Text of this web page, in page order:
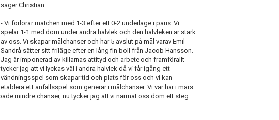
säger Christian.
- Vi förlorar matchen med 1-3 efter ett 0-2 underläge i paus. Vi
spelar 1-1 med dom under andra halvlek och den halvleken är stark
av oss. Vi skapar målchanser och har 5 avslut på mål varav Emil
Sandrå sätter sitt friläge efter en lång fin boll från Jacob Hansson.
Jag är imponerad av killarnas attityd och arbete och framförallt
tycker jag att vi lyckas väl i andra halvlek då vi får igång ett
vändningsspel som skapar tid och plats för oss och vi kan
etablera ett anfallsspel som generar i målchanser. Vi var här i mars
mindre chanser, nu tycker jag att vi närmat oss dom ett steg